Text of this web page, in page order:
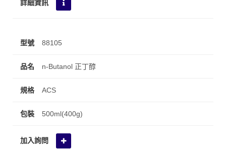
88105
n-Butanol 正丁醇
ACS
500ml(400g)